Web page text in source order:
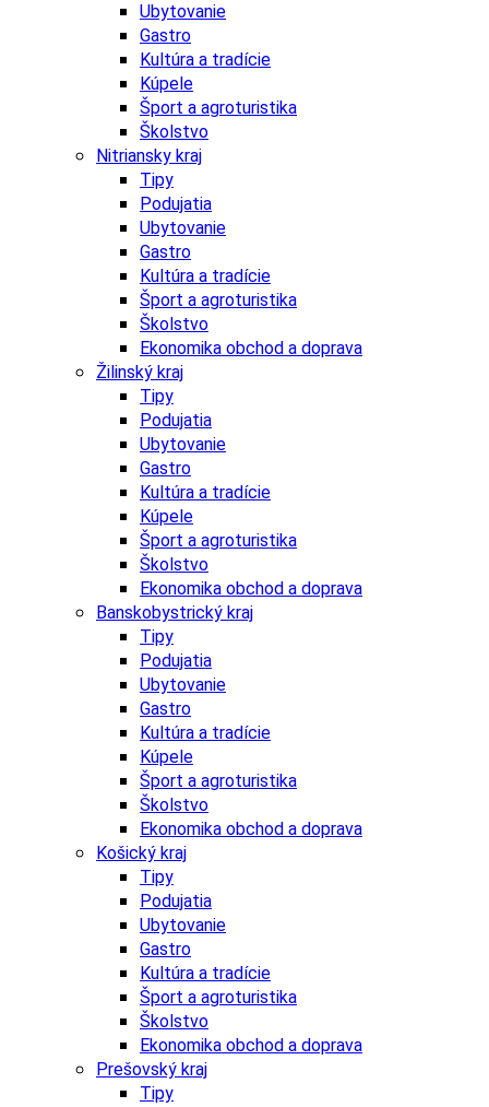
Ubytovanie
Gastro
Kultúra a tradície
Kúpele
Šport a agroturistika
Školstvo
Nitriansky kraj
Tipy
Podujatia
Ubytovanie
Gastro
Kultúra a tradície
Šport a agroturistika
Školstvo
Ekonomika obchod a doprava
Žilinský kraj
Tipy
Podujatia
Ubytovanie
Gastro
Kultúra a tradície
Kúpele
Šport a agroturistika
Školstvo
Ekonomika obchod a doprava
Banskobystrický kraj
Tipy
Podujatia
Ubytovanie
Gastro
Kultúra a tradície
Kúpele
Šport a agroturistika
Školstvo
Ekonomika obchod a doprava
Košický kraj
Tipy
Podujatia
Ubytovanie
Gastro
Kultúra a tradície
Šport a agroturistika
Školstvo
Ekonomika obchod a doprava
Prešovský kraj
Tipy